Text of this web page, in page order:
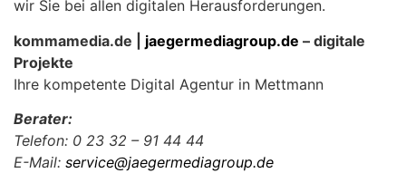
wir Sie bei allen digitalen Herausforderungen.
kommamedia.de | jaegermediagroup.de – digitale
Projekte
Ihre kompetente Digital Agentur in Mettmann
Berater:
Telefon: 0 23 32 – 91 44 44
E-Mail: service@jaegermediagroup.de